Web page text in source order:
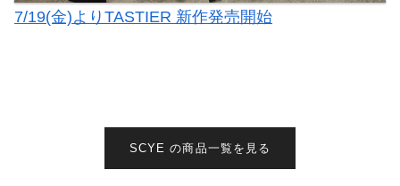
7/19(金)よりTASTIER 新作発売開始
SCYE の商品一覧を見る